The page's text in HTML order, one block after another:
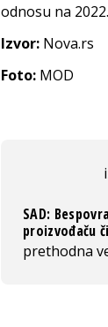
odnosu na 2022.
Izvor: Nova.rs
Foto: MOD
SAD:
proizvođaču
prethodna